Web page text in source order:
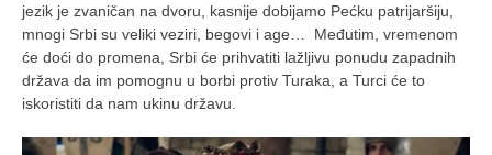
jezik je zvaničan na dvoru, kasnije dobijamo Pećku patrijaršiju,
mnogi Srbi su veliki veziri, begovi i age… Međutim, vremenom
će doći do promena, Srbi će prihvatiti lažljivu ponudu zapadnih
država da im pomognu u borbi protiv Turaka, a Turci će to
iskoristiti da nam ukinu državu.